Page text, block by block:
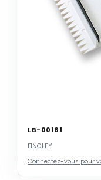
LB-00161
FINCLEY
Connectez-vous pour